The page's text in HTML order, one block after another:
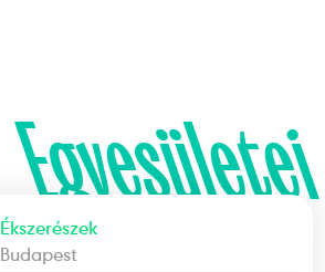
Egyesületei
Ékszerészek
Budapest